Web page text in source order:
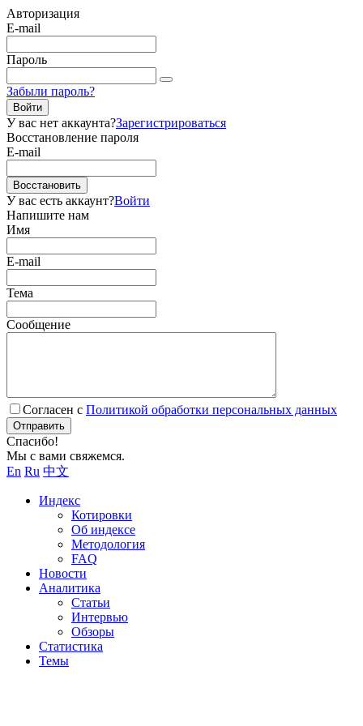
Авторизация
E-mail
Пароль
Забыли пароль?
Войти
У вас нет аккаунта?Зарегистрироваться
Восстановление пароля
E-mail
Восстановить
У вас есть аккаунт?Войти
Напишите нам
Имя
E-mail
Тема
Сообщение
Согласен с Политикой обработки персональных данных
Отправить
Спасибо!
Мы с вами свяжемся.
En Ru 中文
Индекс
Котировки
Об индексе
Методология
FAQ
Новости
Аналитика
Статьи
Интервью
Обзоры
Статистика
Темы